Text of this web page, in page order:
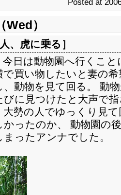
Posted at
）
、虎に乗る ］
日は動物園へ行くこ
買い物したいと妻の
、動物を見て回る。 動
びに見つけたと大声で
大勢の人でゆっくり見
かったのか、 動物園の
ったアンナでした。